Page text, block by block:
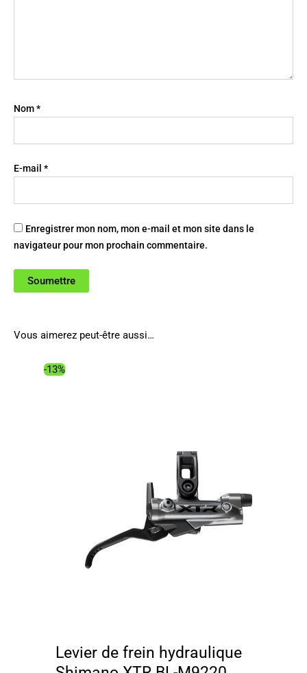
Nom*
E-mail *
Enregistrer mon nom, mon e-mail et mon site dans le
navigateur pour mon prochain commentaire.
Vous aimerez peut-être aussi…
-13%
Levier de frein hydraulique